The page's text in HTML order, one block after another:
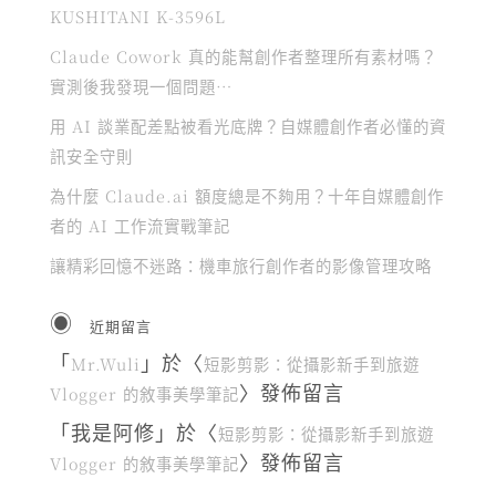
KUSHITANI K-3596L
Claude Cowork 真的能幫創作者整理所有素材嗎？
實測後我發現一個問題…
用 AI 談業配差點被看光底牌？自媒體創作者必懂的資
訊安全守則
為什麼 Claude.ai 額度總是不夠用？十年自媒體創作
者的 AI 工作流實戰筆記
讓精彩回憶不迷路：機車旅行創作者的影像管理攻略
近期留言
「Mr.Wuli 」於〈短影剪影：從攝影新手到旅遊
Vlogger 的敘事美學筆記〉發佈留言
「我是阿修 」於〈短影剪影：從攝影新手到旅遊
Vlogger 的敘事美學筆記〉發佈留言